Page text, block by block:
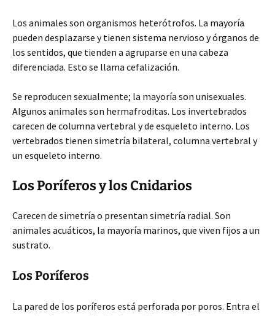
Los animales son organismos heterótrofos. La mayoría
pueden desplazarse y tienen sistema nervioso y órganos de
los sentidos, que tienden a agruparse en una cabeza
diferenciada. Esto se llama cefalización.
Se reproducen sexualmente; la mayoría son unisexuales.
Algunos animales son hermafroditas. Los invertebrados
carecen de columna vertebral y de esqueleto interno. Los
vertebrados tienen simetría bilateral, columna vertebral y
un esqueleto interno.
Los Poríferos y los Cnidarios
Carecen de simetría o presentan simetría radial. Son
animales acuáticos, la mayoría marinos, que viven fijos a un
sustrato.
Los Poríferos
La pared de los poríferos está perforada por poros. Entra el